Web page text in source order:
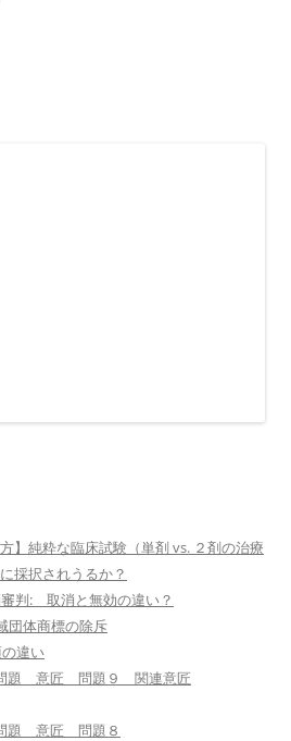
】純粋な臨床試験（単剤 vs. ２剤の治療
採択されうるか？
判: 取消と無効の違い？
体商標の除斥
違い
問題 意匠 問題９ 関連意匠
題 意匠 問題８